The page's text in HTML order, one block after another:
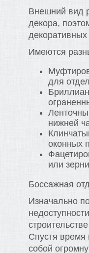
Внешний вид
декора,
Имеются
для
нижней
оконных
или
Боссажная
Изначально
Спустя время
собой